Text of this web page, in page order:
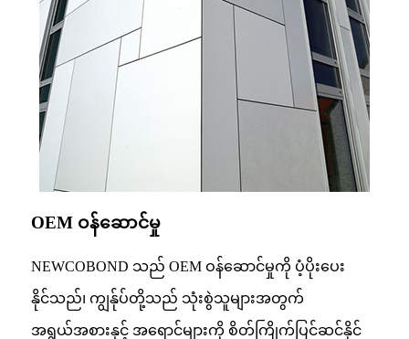
OEM ဝန်ဆောင်မှု
NEWCOBOND သည် OEM ဝန်ဆောင်မှုကို ပံ့ပိုးပေး
နိုင်သည်၊ ကျွန်ုပ်တို့သည် သုံးစွဲသူများအတွက်
အရွယ်အစားနှင့် အရောင်များကို စိတ်ကြိုက်ပြင်ဆင်နိုင်